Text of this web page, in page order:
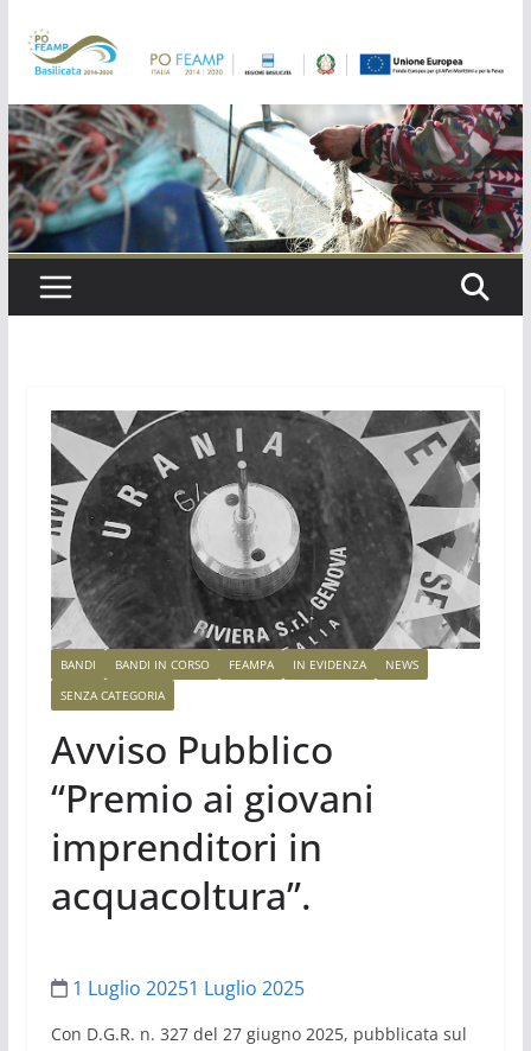
contenuto
BANDI BANDI IN CORSO FEAMPA IN EVIDENZA
NEWS
SENZA CATEGORIA
Avviso Pubblico
“Premio ai giovani
imprenditori in
acquacoltura”.
1 Luglio 20251 Luglio 2025
Con D.G.R. n. 327 del 27 giugno 2025, pubblicata sul